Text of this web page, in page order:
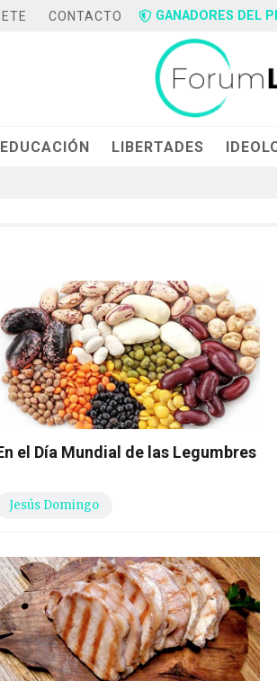
CONTACTO GANADORES DEL
EDUCACIÓN LIBERTADES
el Día Mundial de las Legumbres
Jesús Domingo